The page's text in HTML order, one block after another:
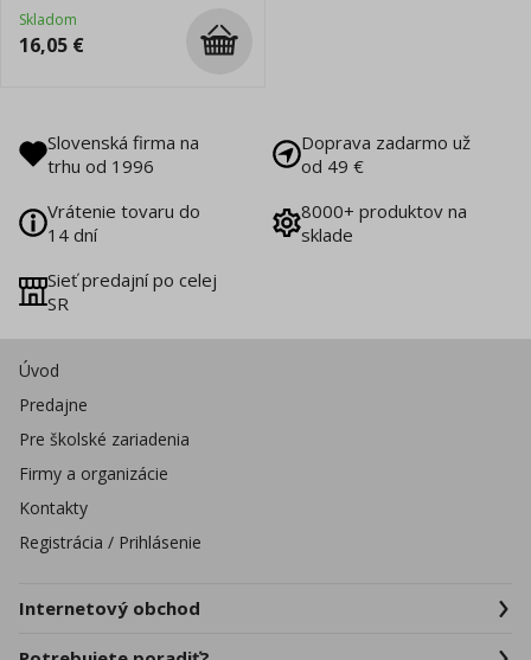
Skladom
16,05 €
Slovenská firma na
trhu od 1996
Doprava zadarmo už
od 49 €
Vrátenie tovaru do
14 dní
8000+ produktov na
sklade
Sieť predajní po celej
SR
Úvod
Predajne
Pre školské zariadenia
Firmy a organizácie
Kontakty
Registrácia / Prihlásenie
Internetový obchod